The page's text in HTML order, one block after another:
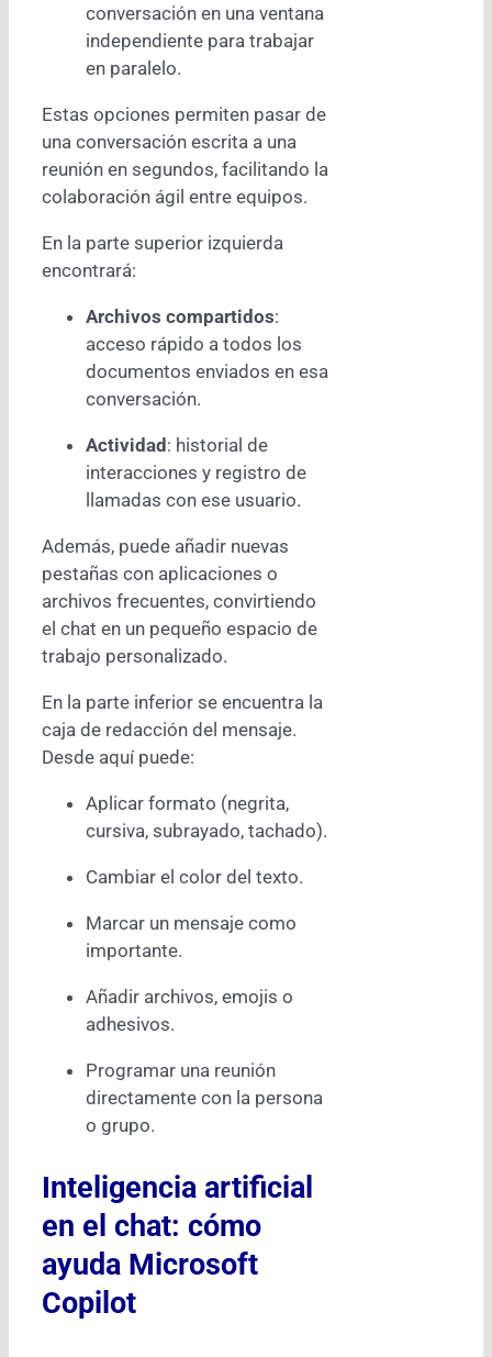
conversación en una ventana
independiente para trabajar
en paralelo.
Estas opciones permiten pasar de
una conversación escrita a una
reunión en segundos, facilitando la
colaboración ágil entre equipos.
En la parte superior izquierda
encontrará:
Archivos compartidos:
acceso rápido a todos los
documentos enviados en esa
conversación.
Actividad: historial de
interacciones y registro de
llamadas con ese usuario.
Además, puede añadir nuevas
pestañas con aplicaciones o
archivos frecuentes, convirtiendo
el chat en un pequeño espacio de
trabajo personalizado.
En la parte inferior se encuentra la
caja de redacción del mensaje.
Desde aquí puede:
Aplicar formato (negrita,
cursiva, subrayado, tachado).
Cambiar el color del texto.
Marcar un mensaje como
importante.
Añadir archivos, emojis o
adhesivos.
Programar una reunión
directamente con la persona
o grupo.
Inteligencia artificial
en el chat: cómo
ayuda Microsoft
Copilot